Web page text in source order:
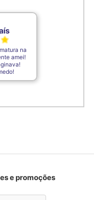
na
amei!
e promoções